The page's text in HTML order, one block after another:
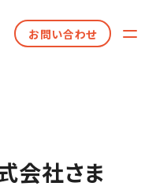
お問い合わせ
会社さま